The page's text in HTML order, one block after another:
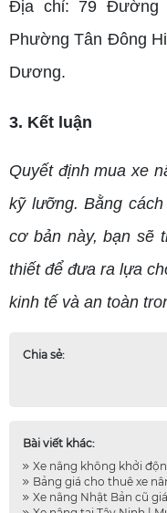
Địa chỉ: 79 Đường
Phường Tân Đông
Dương.
3. Kết luận
Quyết định mua xe
kỹ lưỡng. Bằng
cơ bản này, bạn sẽ
thiết để đưa ra lựa
kinh tế và an toàn
Chia sẻ:
Bài viết khác:
Xe nâng không khởi
Bảng giá cho thuê xe
Xe nâng Nhật Bản cũ giá